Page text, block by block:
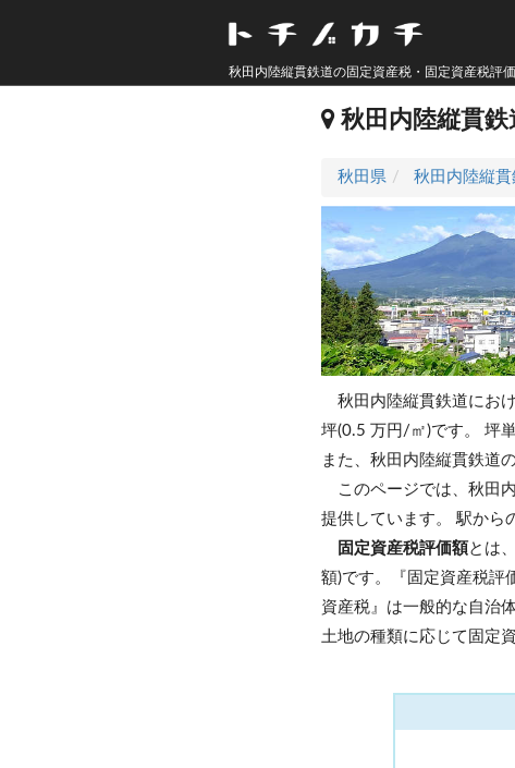
秋田内陸縦貫鉄道の固定資産税・固定資産税評
秋田内陸縦貫鉄
秋田県 秋田内陸縦貫
秋田内陸縦貫鉄道にお
坪(0.5 万円/㎡)です。坪
また、秋田内陸縦貫鉄道
このページでは、秋田
提供しています。 駅から
固定資産税評価額 とは
額)です。『固定資産税評
資産税』は一般的な自治
土地の種類に応じて固定